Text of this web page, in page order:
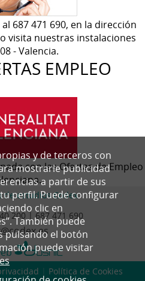
687 471 690, en la dirección
visita nuestras instalaciones
- Valencia.
EMPLEO
con las Ofertas de Empleo
de estudios Codex
200 | 687 471 690
Política de Cookies
y de terceros con
mostrarle publicidad
a partir de sus
perfil. Puede configurar
clic en
También puede
pulsando el botón
puede visitar